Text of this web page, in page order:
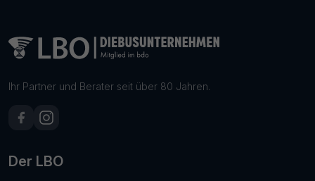
Ihr Partner und Berater seit über 80 Jahren.
Der LBO